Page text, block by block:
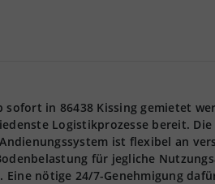
in 86438 Kissing gemietet
Logistikprozesse bereit.
ist flexibel an
für jegliche
nötige 24/7-Genehmigung